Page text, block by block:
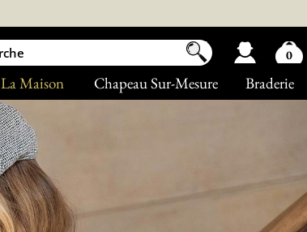
Braderie
Chapeau Sur-Mesure
La Maison
0